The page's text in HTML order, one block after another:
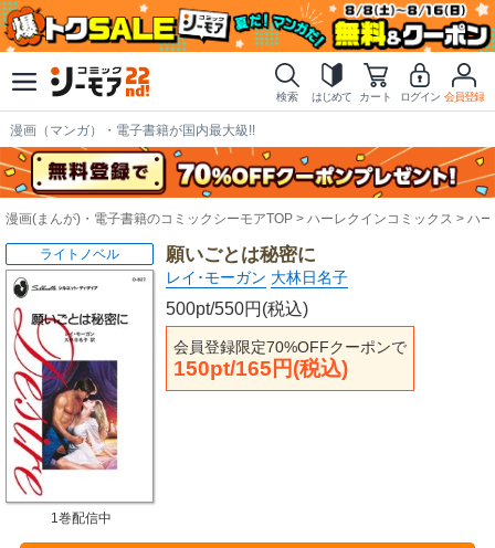
検索 はじめて カート ログイン 会員登録
漫画（マンガ）・電子書籍が国内最大級!!
漫画(まんが)・電子書籍のコミックシーモアTOP ハーレクインコミックス ハ
願いごとは秘密に
レイ･モーガン 大林日名子
500pt/550円(税込)
会員登録限定70%OFFクーポンで
150pt/165円(税込)
ライトノベル
1巻配信中